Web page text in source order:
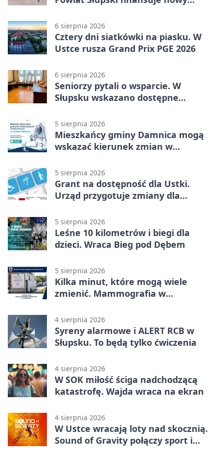
6 sierpnia 2026
Cztery dni siatkówki na piasku. W
Ustce rusza Grand Prix PGE 2026
6 sierpnia 2026
Seniorzy pytali o wsparcie. W
Słupsku wskazano dostępne
5 sierpnia 2026
Mieszkańcy gminy Damnica mogą
wskazać kierunek zmian w
5 sierpnia 2026
Grant na dostępność dla Ustki.
Urząd przygotuje zmiany dla
5 sierpnia 2026
Leśne 10 kilometrów i biegi dla
dzieci. Wraca Bieg pod Dębem
5 sierpnia 2026
Kilka minut, które mogą wiele
zmienić. Mammografia w
4 sierpnia 2026
Syreny alarmowe i ALERT RCB w
Słupsku. To będą tylko ćwiczenia
4 sierpnia 2026
W SOK miłość ściga nadchodzącą
katastrofę. Wajda wraca na ekran
4 sierpnia 2026
W Ustce wracają loty nad skocznią.
Sound of Gravity połączy sport i